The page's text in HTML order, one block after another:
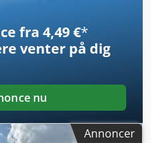
med værktøj og ekstra
fra 4,49 €*
venter på dig
nu
Annoncer